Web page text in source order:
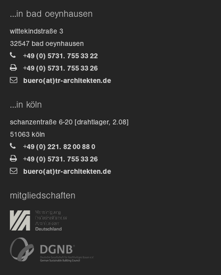
+44 1234 567 890
drop us a line
info@yourdomain.com
about us
lorem ipsum dolor sit amet, consectetuer
aenean commodo ligula eget dolor. aenean massa. cum
sociis natoque penatibus et magnis dis parturient
montes, nascetur ridiculus mus. donec quam felis,
ultricies nec.
…in bad oeynhausen
wittekindstraße 3
32547 bad oeynhausen
+49 (0) 5731. 755 33 22
+49 (0) 5731. 755 33 26
buero(at)tr-architekten.de
…in köln
schanzentraße 6-20 [drahtlager, 2.08]
51063 köln
+49 (0) 221. 82 00 88 0
+49 (0) 5731. 755 33 26
buero(at)tr-architekten.de
mitgliedschaften